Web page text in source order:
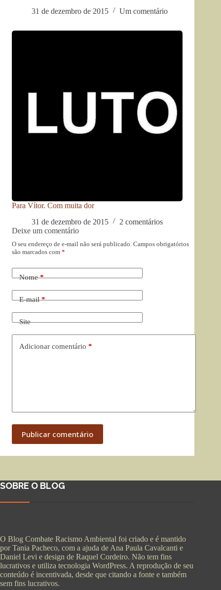
31 de dezembro de 2015
Um comentário
Para Vítor. Com muita dor
31 de dezembro de 2015
2 comentários
Deixe um comentário
O seu endereço de e-mail não será publicado. Campos obrigatórios
são marcados com *
Nome*
E-mail*
Site
Adicionar comentário *
Publicar comentário
SOBRE O BLOG
O Blog Combate Racismo Ambiental foi criado e é mantido
por Tania Pacheco, com a ajuda de Ana Paula Cavalcanti e
Daniel Levi e design de Raquel Cordeiro. Não tem fins
lucrativos e utiliza tecnologia WordPress. A reprodução de seu
conteúdo é incentivada, desde que citando a fonte e também
sem fins lucrativos.